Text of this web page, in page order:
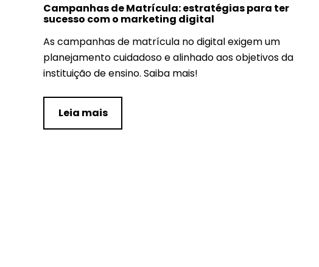
Campanhas de Matrícula: estratégias para ter
sucesso com o marketing digital
As campanhas de matrícula no digital exigem um
planejamento cuidadoso e alinhado aos objetivos da
instituição de ensino. Saiba mais!
Leia mais